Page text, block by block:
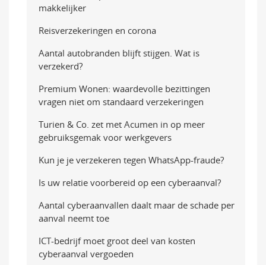
makkelijker
Reisverzekeringen en corona
Aantal autobranden blijft stijgen. Wat is
verzekerd?
Premium Wonen: waardevolle bezittingen
vragen niet om standaard verzekeringen
Turien & Co. zet met Acumen in op meer
gebruiksgemak voor werkgevers
Kun je je verzekeren tegen WhatsApp-fraude?
Is uw relatie voorbereid op een cyberaanval?
Aantal cyberaanvallen daalt maar de schade per
aanval neemt toe
ICT-bedrijf moet groot deel van kosten
cyberaanval vergoeden